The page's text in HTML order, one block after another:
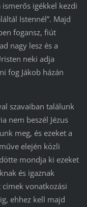
igékkel kezdi
Istennél”. Majd
fogansz, fiút
nagy lesz és a
neki adja
fog Jákob házán
szavaiban találunk
nem beszél Jézus
meg, és ezeket a
elején közli
mondja ki ezeket
és igaznak
vonatkozási
ehhez kell majd